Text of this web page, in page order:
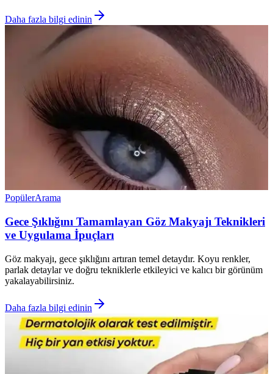
Daha fazla bilgi edinin
PopülerArama
Gece Şıklığını Tamamlayan Göz Makyajı Teknikleri
ve Uygulama İpuçları
Göz makyajı, gece şıklığını artıran temel detaydır. Koyu renkler,
parlak detaylar ve doğru tekniklerle etkileyici ve kalıcı bir görünüm
yakalayabilirsiniz.
Daha fazla bilgi edinin